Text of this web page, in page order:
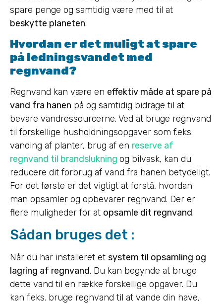
spare penge og samtidig være med til at
beskytte planeten.
Hvordan er det muligt at spare
på ledningsvandet med
regnvand?
Regnvand kan være en effektiv måde at spare på
vand fra hanen på og samtidig bidrage til at
bevare vandressourcerne. Ved at bruge regnvand
til forskellige husholdningsopgaver som f.eks.
vanding af planter, brug af en reserve af
regnvand til brandslukning og bilvask, kan du
reducere dit forbrug af vand fra hanen betydeligt.
For det første er det vigtigt at forstå, hvordan
man opsamler og opbevarer regnvand. Der er
flere muligheder for at opsamle dit regnvand.
Sådan bruges det :
Når du har installeret et system til opsamling og
lagring af regnvand. Du kan begynde at bruge
dette vand til en række forskellige opgaver. Du
kan f.eks. bruge regnvand til at vande din have,